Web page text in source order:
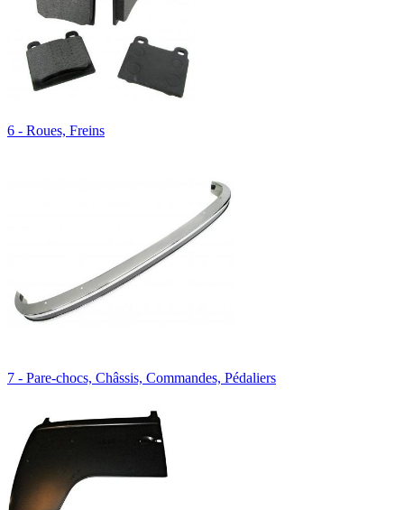
6 - Roues, Freins
7 - Pare-chocs, Châssis, Commandes, Pédaliers